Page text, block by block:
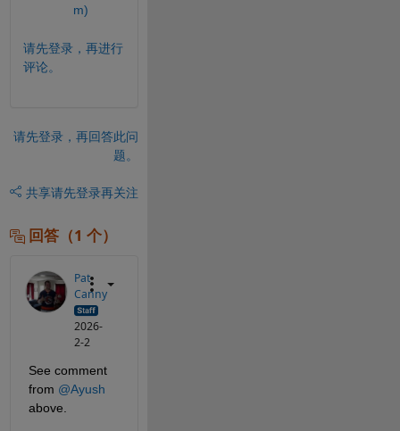
m)
请先登录，再进行
评论。
请先登录，再回答此问
题。
共享请先登录再关注
回答（1 个）
Pat
Canny
2026-
2-2
See comment
from @Ayush
above.